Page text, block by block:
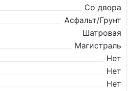
Со двора
Асфальт/Грунт
Шатровая
Магистраль
Нет
Нет
Нет